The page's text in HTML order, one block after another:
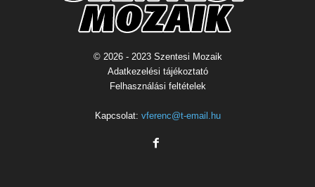
© 2026 - 2023 Szentesi Mozaik
Adatkezelési tájékoztató
Felhasználási feltételek
Kapcsolat: vferenc@t-email.hu